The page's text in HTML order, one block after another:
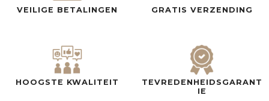
VEILIGE BETALINGEN GRATIS VERZENDING
HOOGSTE KWALITEIT
TEVREDENHEIDSGARANT
IE